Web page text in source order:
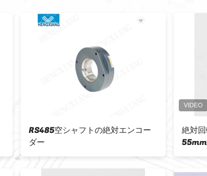
RS485空シャフトの絶対エンコー
ダー
絶対
IP50